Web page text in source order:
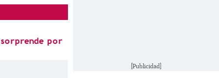
por
[Publicidad]